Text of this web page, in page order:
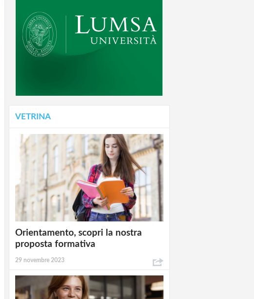
VETRINA
Orientamento, scopri la nostra
proposta formativa
29 novembre 2023